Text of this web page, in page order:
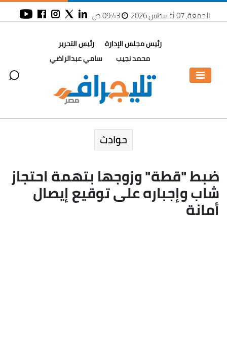
الجمعة، 07 أغسطس 2026 09:43 ص
رئيس مجلس الإدارة
محمد نجيب
رئيس التحرير
سامي عبدالراضي
حوادث
ضبط "قطة" وزوجها بتهمة احتجاز
شاب وإجباره على توقيع إيصال
أمانة